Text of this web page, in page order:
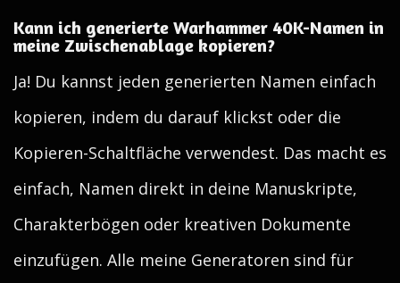
Kann ich generierte Warhammer 40K-Namen in
meine Zwischenablage kopieren?
Ja! Du kannst jeden generierten Namen einfach
kopieren, indem du darauf klickst oder die
Kopieren-Schaltfläche verwendest. Das macht es
einfach, Namen direkt in deine Manuskripte,
Charakterbögen oder kreativen Dokumente
einzufügen. Alle meine Generatoren sind für